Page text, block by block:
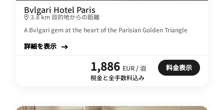
Bvlgari Hotel Paris
3.8 km 目的地からの距離
A Bvlgari gem at the heart of the Parisian Golden Triangle
詳細を表示
1,886 EUR / 泊
税金と全手数料込み
料金表示